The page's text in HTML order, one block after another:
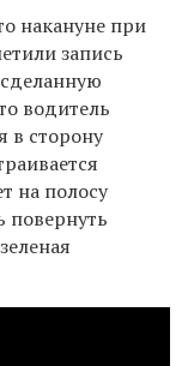
накануне при
запись
водитель
в сторону
на полосу
повернуть